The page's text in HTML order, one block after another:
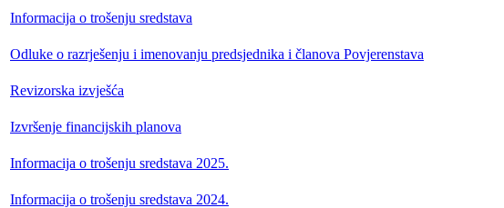
Informacija o trošenju sredstava
Odluke o razrješenju i imenovanju predsjednika i članova Povjerenstava
Revizorska izvješća
Izvršenje financijskih planova
Informacija o trošenju sredstava 2025.
Informacija o trošenju sredstava 2024.